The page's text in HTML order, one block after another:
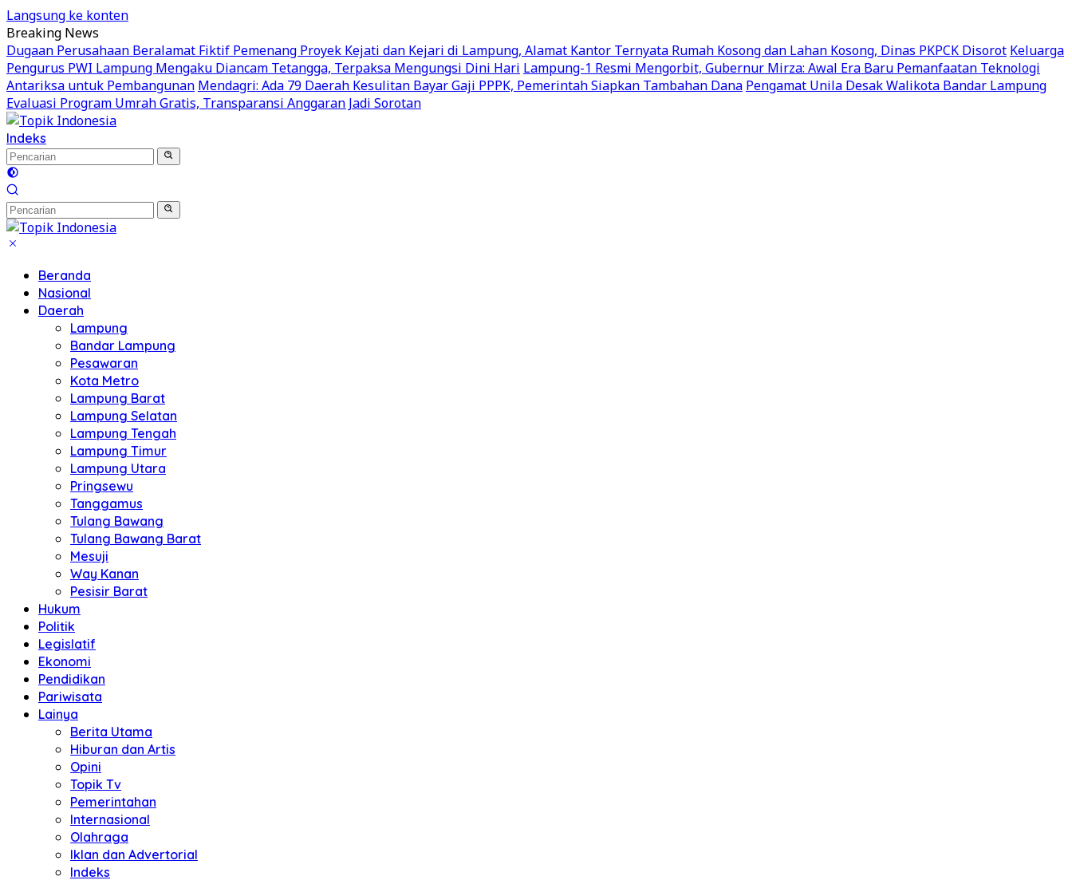
Langsung ke konten
Breaking News
Dugaan Perusahaan Beralamat Fiktif Pemenang Proyek Kejati dan Kejari di Lampung, Alamat Kantor Ternyata Rumah Kosong dan Lahan Kosong, Dinas PKPCK Disorot Keluarga
Pengurus PWI Lampung Mengaku Diancam Tetangga, Terpaksa Mengungsi Dini Hari Lampung-1 Resmi Mengorbit, Gubernur Mirza: Awal Era Baru Pemanfaatan Teknologi
Antariksa untuk Pembangunan Mendagri: Ada 79 Daerah Kesulitan Bayar Gaji PPPK, Pemerintah Siapkan Tambahan Dana Pengamat Unila Desak Walikota Bandar Lampung
Evaluasi Program Umrah Gratis, Transparansi Anggaran Jadi Sorotan
Indeks
Beranda
Nasional
Daerah
Lampung
Bandar Lampung
Pesawaran
Kota Metro
Lampung Barat
Lampung Selatan
Lampung Tengah
Lampung Timur
Lampung Utara
Pringsewu
Tanggamus
Tulang Bawang
Tulang Bawang Barat
Mesuji
Way Kanan
Pesisir Barat
Hukum
Politik
Legislatif
Ekonomi
Pendidikan
Pariwisata
Lainya
Berita Utama
Hiburan dan Artis
Opini
Topik Tv
Pemerintahan
Internasional
Olahraga
Iklan dan Advertorial
Indeks